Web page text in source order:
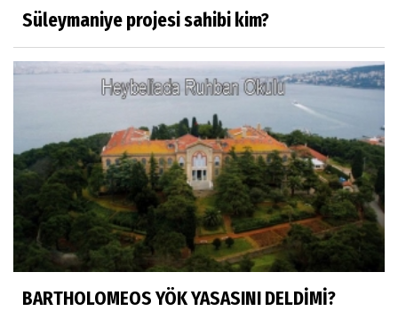
OLANIN ÖZETİ!.
HÜSEYİN MOVİT
HÜSEYİN MOVİT ABİMİZİN SON
PAYLAŞIMLARI
Prof. Dr. Nevzat Gözaydın
"Bir gecede millet cahil kaldı Alfabemiz
Süleymaniye projesi sahibi kim?
BARTHOLOMEOS YÖK YASASINI DELDİMİ?